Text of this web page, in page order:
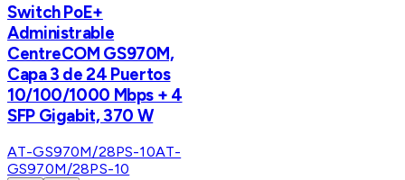
Switch PoE+
Administrable
CentreCOM GS970M,
Capa 3 de 24 Puertos
10/100/1000 Mbps + 4
SFP Gigabit, 370 W
AT-GS970M/28PS-10AT-
GS970M/28PS-10